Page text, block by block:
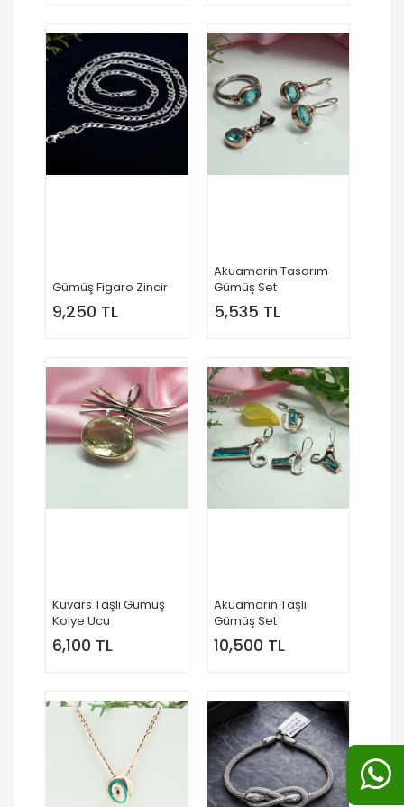
Gümüş Figaro Zincir
9,250 TL
Akuamarin Tasarım
Gümüş Set
5,535 TL
Kuvars Taşlı Gümüş
Kolye Ucu
6,100 TL
Akuamarin Taşlı
Gümüş Set
10,500 TL